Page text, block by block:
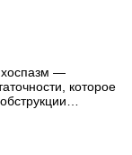
—
которое